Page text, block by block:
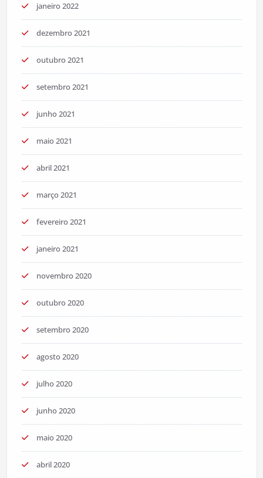
janeiro 2022
dezembro 2021
outubro 2021
setembro 2021
junho 2021
maio 2021
abril 2021
março 2021
fevereiro 2021
janeiro 2021
novembro 2020
outubro 2020
setembro 2020
agosto 2020
julho 2020
junho 2020
maio 2020
abril 2020